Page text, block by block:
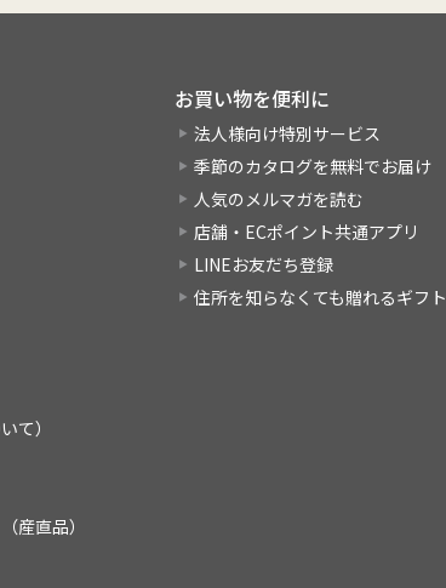
て）
産直品）
お買い物を便利に
法人様向け特別サービス
季節のカタログを無料でお届け
人気のメルマガを読む
店舗・ECポイント共通アプリ
LINEお友だち登録
住所を知らなくても贈れるギフト